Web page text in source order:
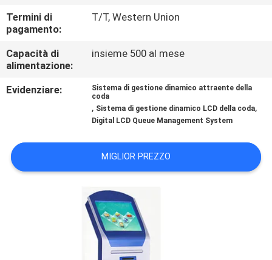
NOTIZIE
RICHIEDA
UNA
CITAZIONE
DEL
SITO
Termini di
pagamento:
T/T, Western Union
Capacità di
alimentazione:
insieme 500 al mese
Evidenziare:
Sistema di gestione dinamico attraente della
coda
, Sistema di gestione dinamico LCD della coda,
Digital LCD Queue Management System
MIGLIOR PREZZO